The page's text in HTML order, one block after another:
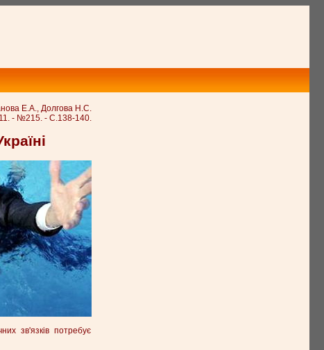
Е.А., Долгова Н.С.
- №215. - С.138-140.
зв'язків потребує